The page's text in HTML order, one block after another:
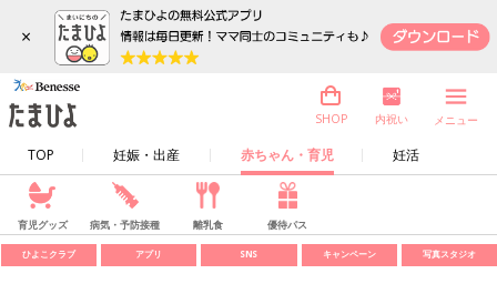
×
TOP 妊娠・出産 赤ちゃん・育児 妊活
SHOP 内祝い メニュー
育児グッズ 病気・予防接種 離乳食 優待パス
ひよこクラブ アプリ SNS キャンペーン 写真スタジオ